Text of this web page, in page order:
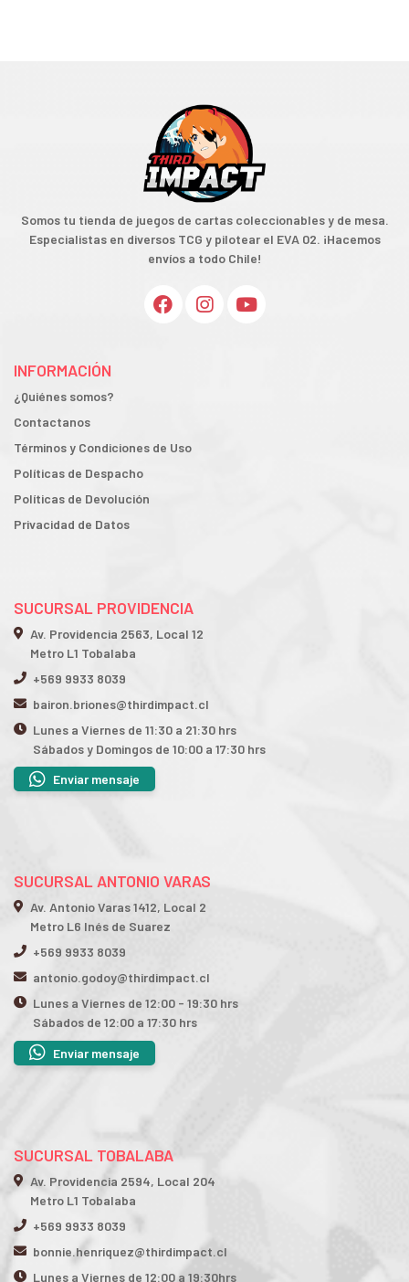
Somos tu tienda de juegos de cartas coleccionables y de mesa.
Especialistas en diversos TCG y pilotear el EVA 02. ¡Hacemos
envíos a todo Chile!
INFORMACIÓN
¿Quiénes somos?
Contactanos
Términos y Condiciones de Uso
Políticas de Despacho
Políticas de Devolución
Privacidad de Datos
SUCURSAL PROVIDENCIA
Av. Providencia 2563, Local 12
Metro L1 Tobalaba
+569 9933 8039
bairon.briones@thirdimpact.cl
Lunes a Viernes de 11:30 a 21:30 hrs
Sábados y Domingos de 10:00 a 17:30 hrs
Enviar mensaje
SUCURSAL ANTONIO VARAS
Av. Antonio Varas 1412, Local 2
Metro L6 Inés de Suarez
+569 9933 8039
antonio.godoy@thirdimpact.cl
Lunes a Viernes de 12:00 - 19:30 hrs
Sábados de 12:00 a 17:30 hrs
Enviar mensaje
SUCURSAL TOBALABA
Av. Providencia 2594, Local 204
Metro L1 Tobalaba
+569 9933 8039
bonnie.henriquez@thirdimpact.cl
Lunes a Viernes de 12:00 a 19:30hrs